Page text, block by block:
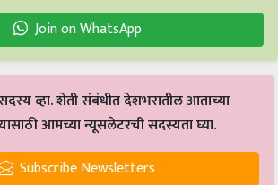
Join on WhatsApp
व्हा. शेती संबंधीत देशभरातील आताच्या
आमच्या न्यूसलेटरची सदस्यता घ्या.
Subscribe Newsletters